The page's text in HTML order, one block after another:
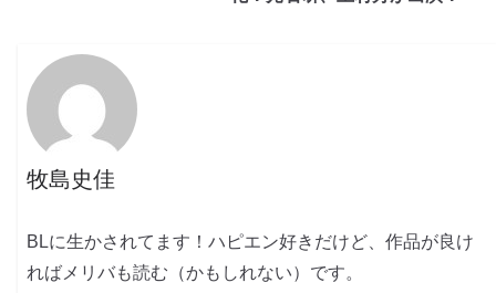
牧島史佳
BLに生かされてます！ハピエン好きだけど、作品が良け
ればメリバも読む（かもしれない）です。